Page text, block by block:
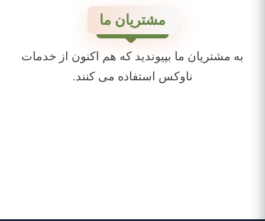
مشتریان ما
به مشتریان ما بپیوندید که هم اکنون از خدمات
ناوکس استفاده می کنند.